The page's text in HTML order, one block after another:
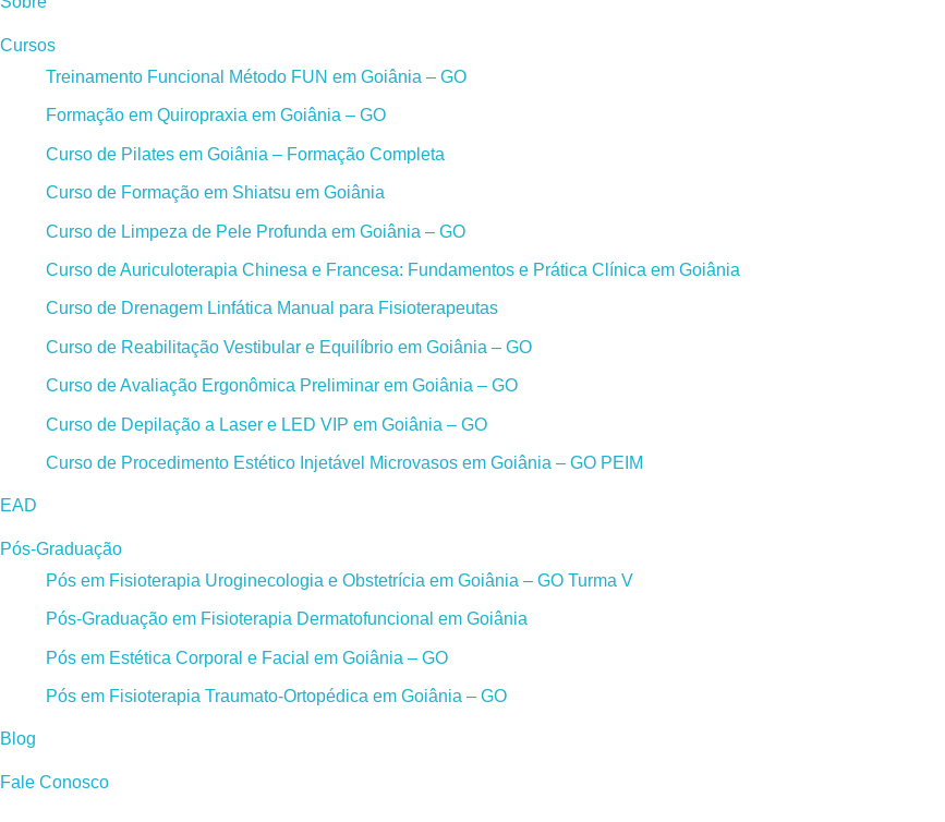
Cursos
Treinamento Funcional Método FUN em Goiânia – GO
Formação em Quiropraxia em Goiânia – GO
Curso de Pilates em Goiânia – Formação Completa
Curso de Formação em Shiatsu em Goiânia
Curso de Limpeza de Pele Profunda em Goiânia – GO
Curso de Auriculoterapia Chinesa e Francesa: Fundamentos e Prática Clínica em Goiânia
Curso de Drenagem Linfática Manual para Fisioterapeutas
Curso de Reabilitação Vestibular e Equilíbrio em Goiânia – GO
Curso de Avaliação Ergonômica Preliminar em Goiânia – GO
Curso de Depilação a Laser e LED VIP em Goiânia – GO
Curso de Procedimento Estético Injetável Microvasos em Goiânia – GO PEIM
EAD
Pós-Graduação
Pós em Fisioterapia Uroginecologia e Obstetrícia em Goiânia – GO Turma V
Pós-Graduação em Fisioterapia Dermatofuncional em Goiânia
Pós em Estética Corporal e Facial em Goiânia – GO
Pós em Fisioterapia Traumato-Ortopédica em Goiânia – GO
Blog
Fale Conosco